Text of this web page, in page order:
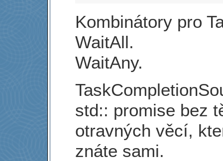
Kombinátory pro
WaitAll.
WaitAny.
std:: promise bez
otravných věcí,
znáte sami.